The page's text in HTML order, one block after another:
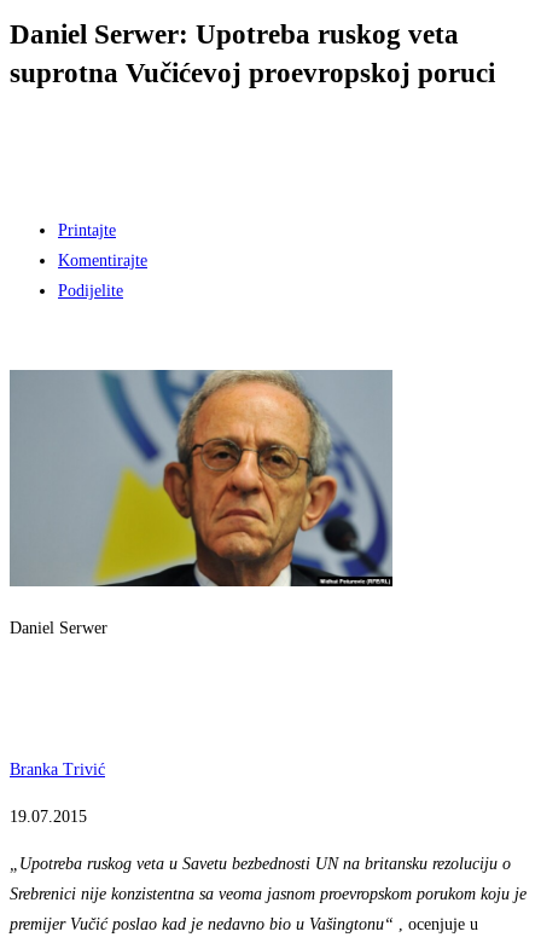
Daniel Serwer: Upotreba ruskog veta
suprotna Vučićevoj proevropskoj poruci
Printajte
Komentirajte
Podijelite
Daniel Serwer
Branka Trivić
19.07.2015
„Upotreba ruskog veta u Savetu bezbednosti UN na britansku rezoluciju o
Srebrenici nije konzistentna sa veoma jasnom proevropskom porukom koju je
premijer Vučić poslao kad je nedavno bio u Vašingtonu“
, ocenjuje u